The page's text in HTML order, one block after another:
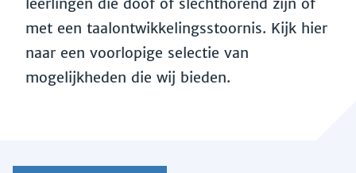
met een taalontwikkelingsstoornis. Kijk hier
naar een voorlopige selectie van
mogelijkheden die wij bieden.